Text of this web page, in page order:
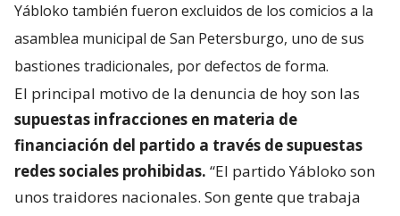
Yábloko también fueron excluidos de los comicios a la
asamblea municipal de San Petersburgo, uno de sus
bastiones tradicionales, por defectos de forma.
El principal motivo de la denuncia de hoy son las
supuestas infracciones en materia de
financiación del partido a través de supuestas
redes sociales prohibidas. “El partido Yábloko son
unos traidores nacionales. Son gente que trabaja